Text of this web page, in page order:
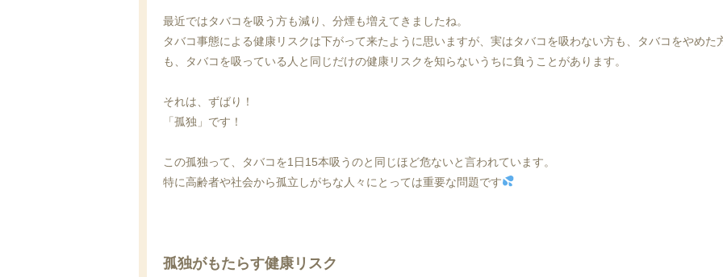
最近ではタバコを吸う方も減り、分煙も増えてきましたね。
タバコ事態による健康リスクは下がって来たように思いますが、実はタバコを吸わない方も、タバコをやめた
も、タバコを吸っている人と同じだけの健康リスクを知らないうちに負うことがあります。
それは、ずばり！
「孤独」です！
この孤独って、タバコを1日15本吸うのと同じほど危ないと言われています。
特に高齢者や社会から孤立しがちな人々にとっては重要な問題です
孤独がもたらす健康リスク